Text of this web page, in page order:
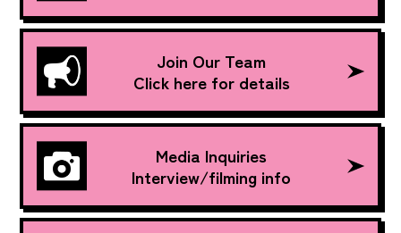
Join Our Team
Click here for details
Media Inquiries
Interview/filming info